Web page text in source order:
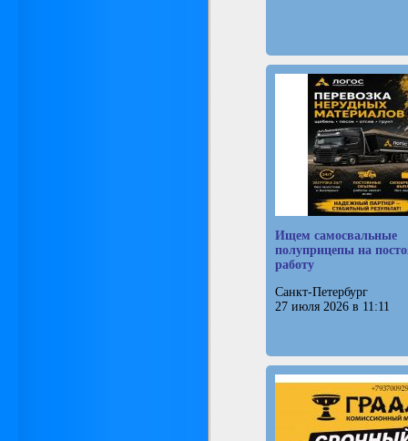
Ищем самосвальные
полуприцепы на
работу
Санкт-Петербург
27 июля 2026 в 11:11